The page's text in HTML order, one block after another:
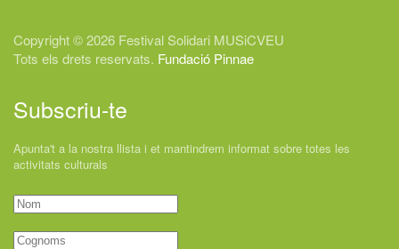
Copyright © 2026 Festival Solidari MUSiCVEU
Tots els drets reservats. Fundació Pinnae
Subscriu-te
Apunta't a la nostra llista i et mantindrem informat sobre totes les
activitats culturals